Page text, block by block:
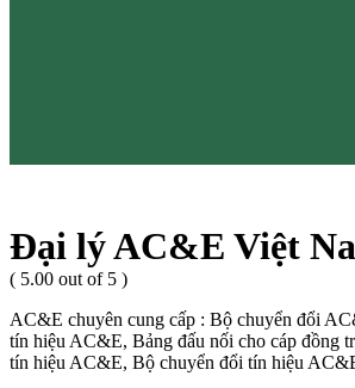
Đại lý AC&E Việt
( 5.00 out of 5 )
AC&E chuyên cung cấp : Bộ chuyển đổi
tín hiệu AC&E, Bảng đấu nối cho cáp đồng
tín hiệu AC&E, Bộ chuyển đổi tín hiệu